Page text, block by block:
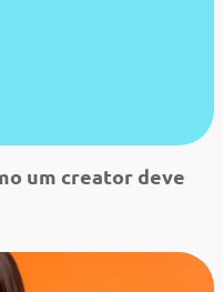
um creator deve